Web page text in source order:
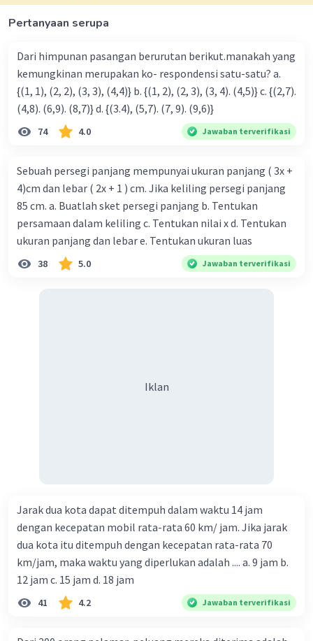
-------------- +
3x = 105°
x = 35°.
Substitusi nilai x ke persamaan x + y = 90°, maka:
x + y = 90°
35° + y = 90°
y = 90° - 35°
Jadi, nilai x dan y berturut-turut adalah 35° dan
55°.
Beri Rating ·0.0(0) Balas
Pertanyaan serupa
Dari himpunan pasangan berurutan berikut.manakah yang
kemungkinan merupakan ko- respondensi satu-satu? a.
{(1, 1), (2, 2), (3, 3), (4,4)} b. {(1, 2), (2, 3), (3, 4). (4,5)} c. {(2,7).
(4,8). (6,9). (8,7)} d. {(3.4), (5,7). (7, 9). (9,6)}
74 4.0 Jawaban terverifikasi
Sebuah persegi panjang mempunyai ukuran panjang ( 3x +
4)cm dan lebar ( 2x + 1 ) cm. Jika keliling persegi panjang
85 cm. a. Buatlah sket persegi panjang b. Tentukan
persamaan dalam keliling c. Tentukan nilai x d. Tentukan
ukuran panjang dan lebar e. Tentukan ukuran luas
38 5.0 Jawaban terverifikasi
Iklan
Jarak dua kota dapat ditempuh dalam waktu 14 jam
dengan kecepatan mobil rata-rata 60 km/ jam. Jika jarak
dua kota itu ditempuh dengan kecepatan rata-rata 70
km/jam, maka waktu yang diperlukan adalah .... a. 9 jam b.
12 jam c. 15 jam d. 18 jam
41 4.2 Jawaban terverifikasi